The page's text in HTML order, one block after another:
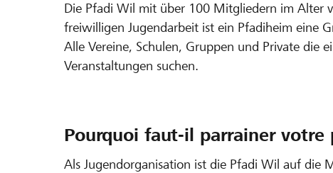
Die Pfadi Wil mit über 100 Mitgliedern im Alter
freiwilligen Jugendarbeit ist ein Pfadiheim eine
Alle Vereine, Schulen, Gruppen und Private die
Veranstaltungen suchen.
Pourquoi faut-il parrainer votre
Als Jugendorganisation ist die Pfadi Wil auf